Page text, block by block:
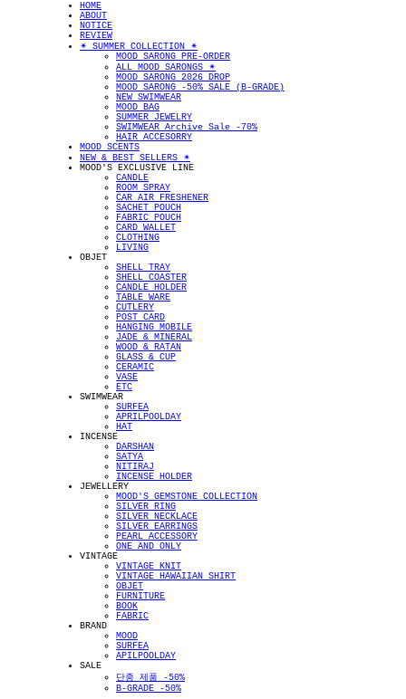
HOME
ABOUT
NOTICE
REVIEW
✴︎ SUMMER COLLECTION ✴︎
MOOD SARONG PRE-ORDER
ALL MOOD SARONGS ✴︎
MOOD SARONG 2026 DROP
MOOD SARONG -50% SALE (B-GRADE)
NEW SWIMWEAR
MOOD BAG
SUMMER JEWELRY
SWIMWEAR Archive Sale -70%
HAIR ACCESORRY
MOOD SCENTS
NEW & BEST SELLERS ✴︎
MOOD'S EXCLUSIVE LINE
CANDLE
ROOM SPRAY
CAR AIR FRESHENER
SACHET POUCH
FABRIC POUCH
CARD WALLET
CLOTHING
LIVING
OBJET
SHELL TRAY
SHELL COASTER
CANDLE HOLDER
TABLE WARE
CUTLERY
POST CARD
HANGING MOBILE
JADE & MINERAL
WOOD & RATAN
GLASS & CUP
CERAMIC
VASE
ETC
SWIMWEAR
SURFEA
APRILPOOLDAY
HAT
INCENSE
DARSHAN
SATYA
NITIRAJ
INCENSE HOLDER
JEWELLERY
MOOD'S GEMSTONE COLLECTION
SILVER RING
SILVER NECKLACE
SILVER EARRINGS
PEARL ACCESSORY
ONE AND ONLY
VINTAGE
VINTAGE KNIT
VINTAGE HAWAIIAN SHIRT
OBJET
FURNITURE
BOOK
FABRIC
BRAND
MOOD
SURFEA
APILPOOLDAY
SALE
단종 제품 -50%
B-GRADE -50%